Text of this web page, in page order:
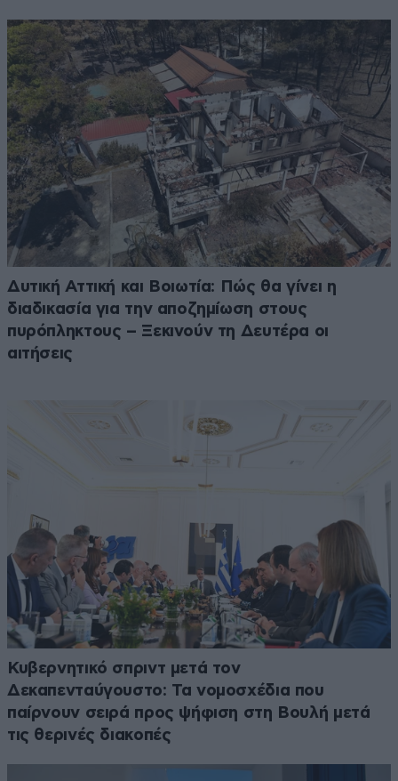
Δυτική Αττική και Βοιωτία: Πώς θα γίνει η
διαδικασία για την αποζημίωση στους
πυρόπληκτους – Ξεκινούν τη Δευτέρα οι
αιτήσεις
Κυβερνητικό σπριντ μετά τον
Δεκαπενταύγουστο: Τα νομοσχέδια που
παίρνουν σειρά προς ψήφιση στη Βουλή μετά
τις θερινές διακοπές